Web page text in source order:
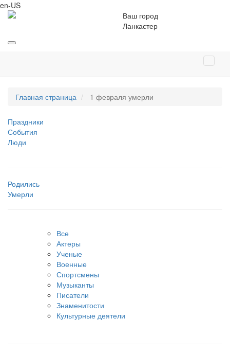
en-US
Ваш город
Ланкастер
Главная страница 1 февраля умерли
Праздники
События
Люди
Родились
Умерли
Все
Актеры
Ученые
Военные
Спортсмены
Музыканты
Писатели
Знаменитости
Культурные деятели